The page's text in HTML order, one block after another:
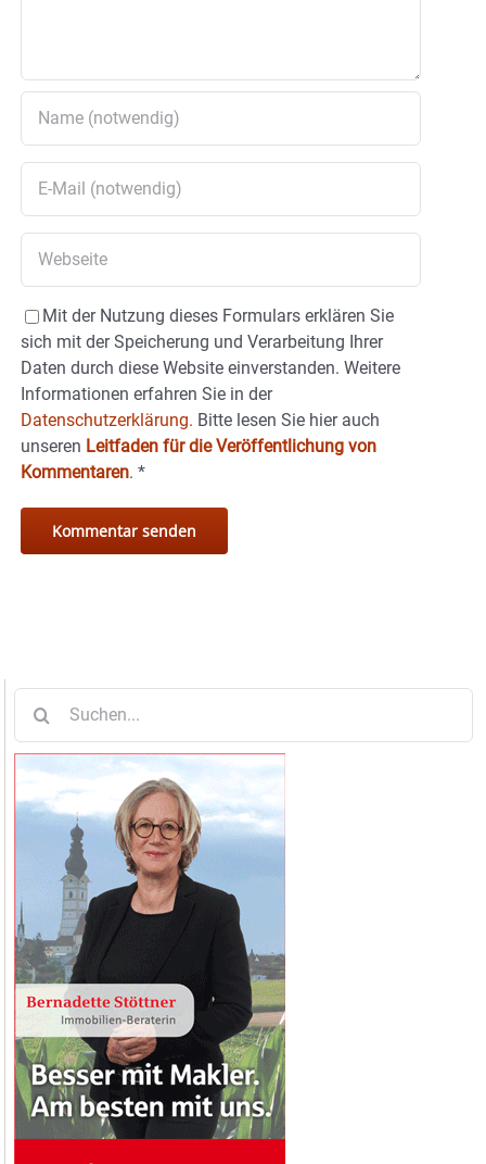
Mit der Nutzung dieses Formulars erklären Sie
sich mit der Speicherung und Verarbeitung Ihrer
Daten durch diese Website einverstanden. Weitere
Informationen erfahren Sie in der
Datenschutzerklärung. Bitte lesen Sie hier auch
unseren Leitfaden für die Veröffentlichung von
Kommentaren. *
nach: